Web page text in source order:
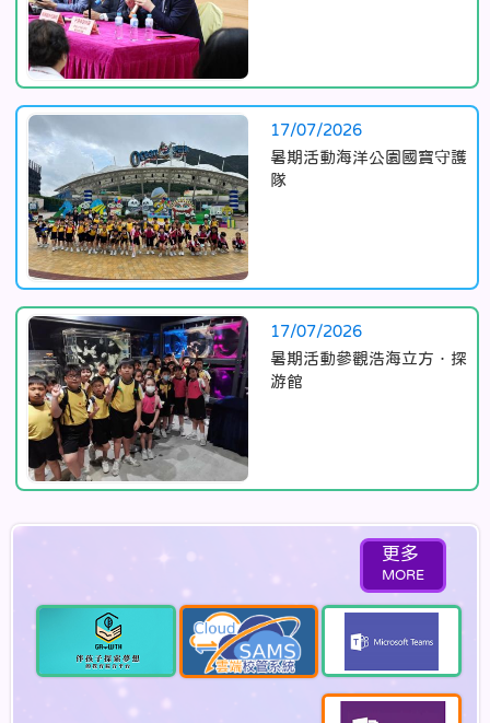
17/07/2026
暑期活動海洋公園國寶守護
隊
17/07/2026
暑期活動參觀浩海立方．探
游館
更多